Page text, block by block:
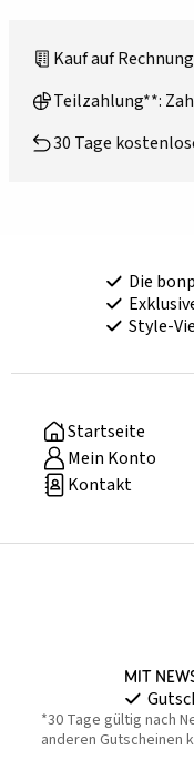
Kauf auf
Teilzahlung**:
30 Tage
Die
Style-
Startseite
Mein Konto
Kontakt
Mit
*30 Tage gültig nach
anderen Gutscheinen